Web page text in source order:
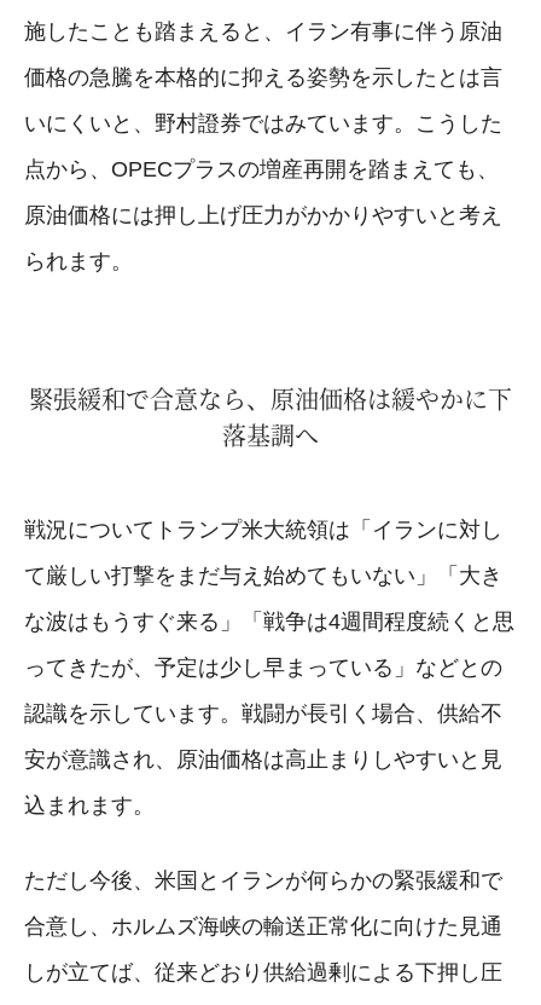
施したことも踏まえると、イラン有事に伴う原油
価格の急騰を本格的に抑える姿勢を示したとは言
いにくいと、野村證券ではみています。こうした
点から、OPECプラスの増産再開を踏まえても、
原油価格には押し上げ圧力がかかりやすいと考え
られます。
緊張緩和で合意なら、原油価格は緩やかに下
落基調へ
戦況についてトランプ米大統領は「イランに対し
て厳しい打撃をまだ与え始めてもいない」「大き
な波はもうすぐ来る」「戦争は4週間程度続くと思
ってきたが、予定は少し早まっている」などとの
認識を示しています。戦闘が長引く場合、供給不
安が意識され、原油価格は高止まりしやすいと見
込まれます。
ただし今後、米国とイランが何らかの緊張緩和で
合意し、ホルムズ海峡の輸送正常化に向けた見通
しが立てば、従来どおり供給過剰による下押し圧